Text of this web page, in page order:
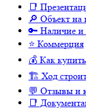
📑
🔎 Объект на
🔑 Наличие
⭐️ Коммерция
💰 Как купить
🏗 Ход
💬 Отзывы и
📑